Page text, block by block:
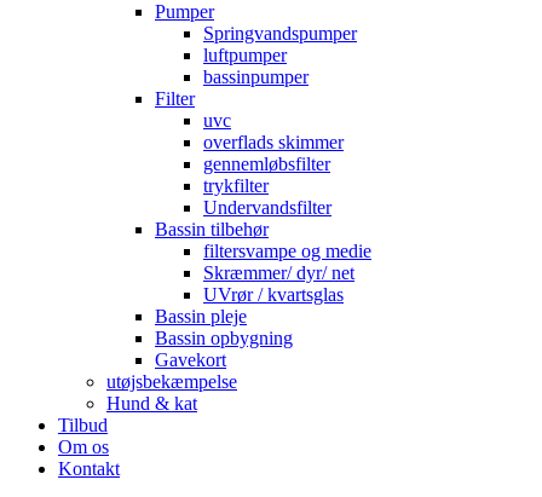
Pumper
Springvandspumper
luftpumper
bassinpumper
Filter
uvc
overflads skimmer
gennemløbsfilter
trykfilter
Undervandsfilter
Bassin tilbehør
filtersvampe og medie
Skræmmer/ dyr/ net
UVrør / kvartsglas
Bassin pleje
Bassin opbygning
Gavekort
utøjsbekæmpelse
Hund & kat
Tilbud
Om os
Kontakt